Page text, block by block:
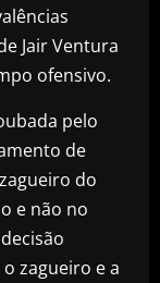
Jair Ventura
ofensivo.
pelo
de
do
e não no
zagueiro e a